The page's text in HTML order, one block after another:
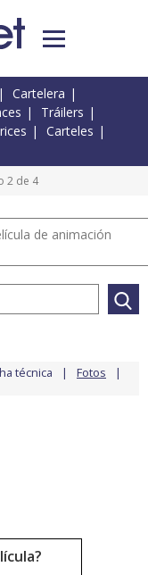
Cartelera
Tráilers
Carteles
2 de 4
de animación
técnica Fotos